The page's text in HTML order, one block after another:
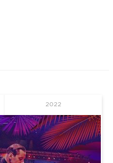
2022